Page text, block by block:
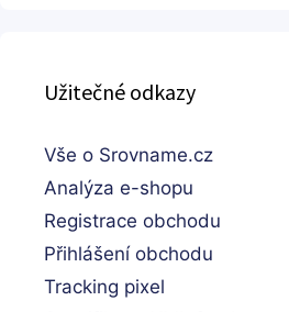
Užitečné odkazy
Vše o Srovname.cz
Analýza e-shopu
Registrace obchodu
Přihlášení obchodu
Tracking pixel